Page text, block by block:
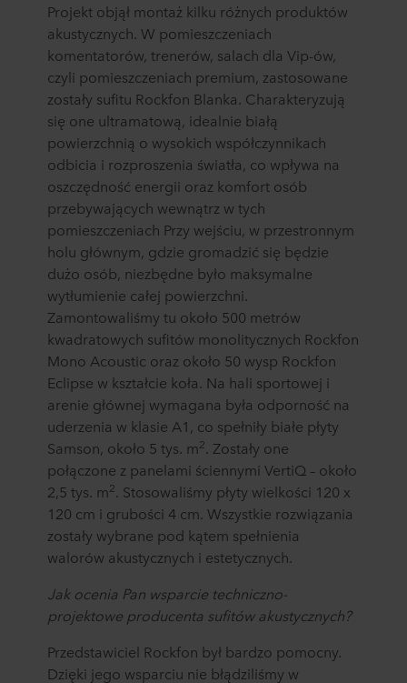
Projekt objął montaż kilku różnych produktów
akustycznych. W pomieszczeniach
komentatorów, trenerów, salach dla Vip-ów,
czyli pomieszczeniach premium, zastosowane
zostały sufitu Rockfon Blanka. Charakteryzują
się one ultramatową, idealnie białą
powierzchnią o wysokich współczynnikach
odbicia i rozproszenia światła, co wpływa na
oszczędność energii oraz komfort osób
przebywających wewnątrz w tych
pomieszczeniach Przy wejściu, w przestronnym
holu głównym, gdzie gromadzić się będzie
dużo osób, niezbędne było maksymalne
wytłumienie całej powierzchni.
Zamontowaliśmy tu około 500 metrów
kwadratowych sufitów monolitycznych Rockfon
Mono Acoustic oraz około 50 wysp Rockfon
Eclipse w kształcie koła. Na hali sportowej i
arenie głównej wymagana była odporność na
uderzenia w klasie A1, co spełniły białe płyty
Samson, około 5 tys. m2. Zostały one
połączone z panelami ściennymi VertiQ – około
2,5 tys. m2. Stosowaliśmy płyty wielkości 120 x
120 cm i grubości 4 cm. Wszystkie rozwiązania
zostały wybrane pod kątem spełnienia
walorów akustycznych i estetycznych.
Jak ocenia Pan wsparcie techniczno-
projektowe producenta sufitów akustycznych?
Przedstawiciel Rockfon był bardzo pomocny.
Dzięki jego wsparciu nie błądziliśmy w